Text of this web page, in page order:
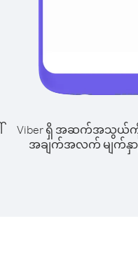
Viber ရှိ အဆက်အသွယ်ကို
အချက်အလက် မျက်နှာပ